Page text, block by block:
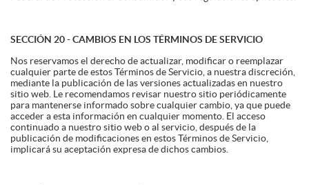
SECCIÓN 20 - CAMBIOS EN LOS TÉRMINOS DE SERVICIO
Nos reservamos el derecho de actualizar, modificar o reemplazar
cualquier parte de estos Términos de Servicio, a nuestra discreción,
mediante la publicación de las versiones actualizadas en nuestro
sitio web. Le recomendamos revisar nuestro sitio periódicamente
para mantenerse informado sobre cualquier cambio, ya que puede
acceder a esta información en cualquier momento. El acceso
continuado a nuestro sitio web o al servicio, después de la
publicación de modificaciones en estos Términos de Servicio,
implicará su aceptación expresa de dichos cambios.